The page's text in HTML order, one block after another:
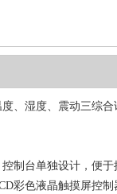
、湿度、震动三综
制台单独设计，便于
彩色液晶触摸屏控制